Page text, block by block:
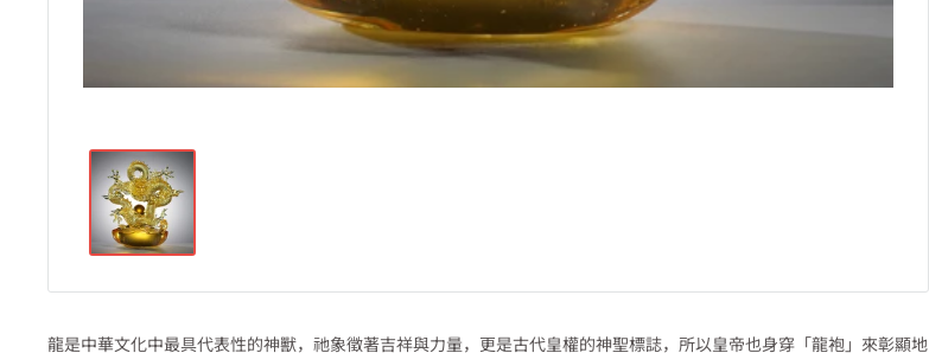
龍是中華文化中最具代表性的神獸，祂象徵著吉祥與力量，更是古代皇權的神聖標誌，所以皇帝也身穿「龍袍」來彰顯地